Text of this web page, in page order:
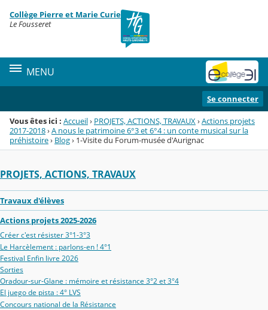
Menu de la rubrique
Contenu
Collège Pierre et Marie Curie
Le Fousseret
MENU
Se connecter
Vous êtes ici : Accueil› PROJETS, ACTIONS, TRAVAUX ›Actions projets
2017-2018›A nous le patrimoine 6°3 et 6°4 : un conte musical sur la
préhistoire› Blog› 1-Visite du Forum-musée d'Aurignac
PROJETS, ACTIONS, TRAVAUX
Travaux d'élèves
Actions projets 2025-2026
Créer c'est résister 3°1-3°3
Le Harcèlement : parlons-en ! 4°1
Festival Enfin livre 2026
Sorties
Oradour‑sur‑Glane : mémoire et résistance 3°2 et 3°4
El juego de pista : 4° LVS
Concours national de la Résistance